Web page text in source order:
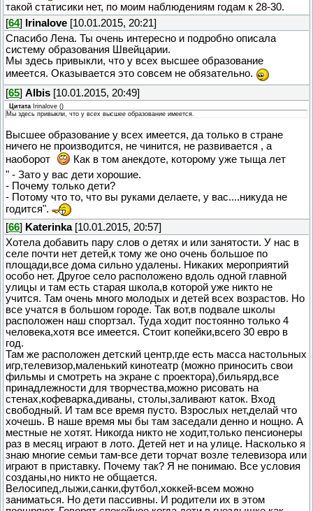
такой статисики нет, по моим наблюдениям годам к 28-30.
[64] Irinalove [10.01.2015, 20:21]
Спасибо Лена. Ты очень интересно и подробно описала
систему образования Швейцарии.
Мы здесь привыкли, что у всех высшее образование
имеется. Оказывается это совсем не обязательно.
[65] Albis [10.01.2015, 20:49]
Цитата Irinalove ()
Мы здесь привыкли, что у всех высшее образование имеется.
Высшее образование у всех имеется, да только в стране
ничего не производится, не чинится, не развивается , а
наоборот
Как в том анекдоте, которому уже тыща лет
" - Зато у вас дети хорошие.
- Почему только дети?
- Потому что то, что вы руками делаете, у вас....никуда не
годится".
[66] Katerinka[10.01.2015, 20:57]
Хотела добавить пару слов о детях и или занятости. У нас в
селе почти нет детей,к тому же оно очень большое по
площади,все дома сильно удалены. Никаких мероприятий
особо нет. Другое село расположено вдоль одной главной
улицы и там есть старая школа,в которой уже никто не
учится. Там очень много молодых и детей всех возрастов. Но
все учатся в большом городе. Так вот,в подвале школы
расположен наш спортзал. Туда ходит постоянно только 4
человека,хотя все имеется. Стоит копейки,всего 30 евро в
год.
Там же расположен детский центр,где есть масса настольных
игр,телевизор,маленький кинотеатр (можно приносить свои
фильмы и смотреть на экране с проектора),бильярд,все
принадлежности для творчества,можно рисовать на
стенах,кофеварка,диваны, столы,заливают каток. Вход
свободный. И там все время пусто. Взрослых нет,делай что
хочешь. В наше время мы бы там заседали денно и нощно. А
местные не хотят. Никогда никто не ходит,только пенсионеры
раз в месяц играют в лото. Детей нет и на улице. Насколько я
знаю многие семьи там-все дети торчат возле телевизора или
играют в приставку. Почему так? Я не понимаю. Все условия
созданы,но никто не общается.
Велосипед,лыжи,санки,футбол,хоккей-всем можно
заниматься. Но дети пассивны. И родители их в этом